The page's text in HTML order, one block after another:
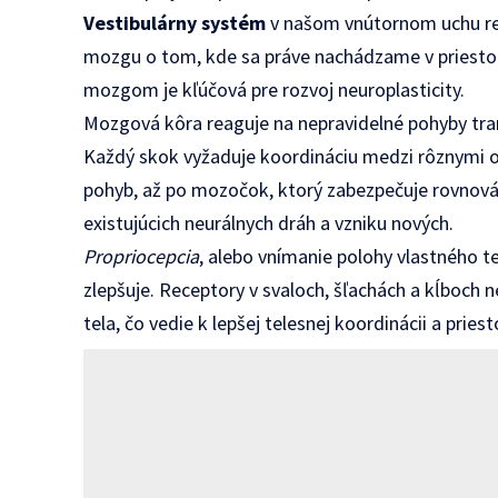
Vestibulárny systémv našom vnútornom uchu
mozgu o tom, kde sa práve nachádzame v
mozgom je kľúčová pre rozvoj neuroplasticity.
Mozgová kôra reaguje na nepravidelné pohyby
Každý skok vyžaduje koordináciu medzi
pohyb, až po mozočok, ktorý zabezpečuje
existujúcich neurálnych dráh a vzniku nových.
Propriocepcia, alebo vnímanie polohy vlastného
zlepšuje. Receptory v svaloch, šľachách a
tela, čo vedie k lepšej telesnej koordinácii a